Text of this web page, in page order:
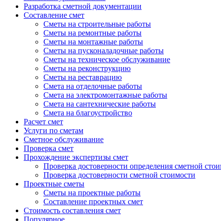
Разработка сметной документации
Составление смет
Сметы на строительные работы
Сметы на ремонтные работы
Сметы на монтажные работы
Сметы на пусконаладочные работы
Сметы на техническое обслуживание
Сметы на реконструкцию
Сметы на реставрацию
Cмета на отделочные работы
Cмета на электромонтажные работы
Cмета на сантехнические работы
Смета на благоустройство
Расчет смет
Услуги по сметам
Сметное обслуживание
Проверка смет
Прохождение экспертизы смет
Проверка достоверности определения сметной
Проверка достоверности сметной стоимости
Проектные сметы
Сметы на проектные работы
Составление проектных смет
Стоимость составления смет
Популярное